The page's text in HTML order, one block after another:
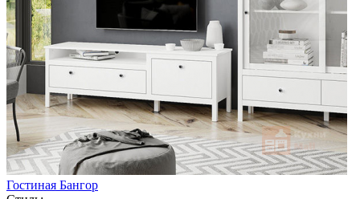
Гостиная Бангор